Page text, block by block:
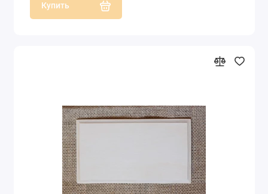
Купить